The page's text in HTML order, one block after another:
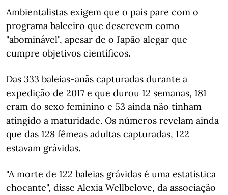
Ambientalistas exigem que o país pare com o
programa baleeiro que descrevem como
"abominável", apesar de o Japão alegar que
cumpre objetivos científicos.
Das 333 baleias-anãs capturadas durante a
expedição de 2017 e que durou 12 semanas, 181
eram do sexo feminino e 53 ainda não tinham
atingido a maturidade. Os números revelam ainda
que das 128 fêmeas adultas capturadas, 122
estavam grávidas.
"A morte de 122 baleias grávidas é uma estatística
chocante", disse Alexia Wellbelove, da associação